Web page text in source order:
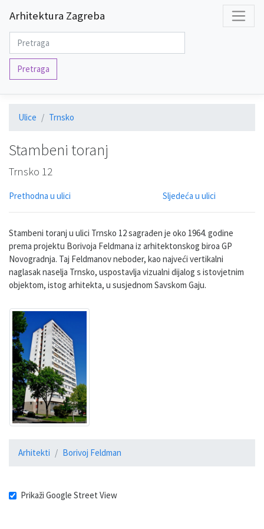
Arhitektura Zagreba
Pretraga
Ulice Trnsko
Stambeni toranj
Trnsko 12
Prethodna u ulici Sljedeća u ulici
Stambeni toranj u ulici Trnsko 12 sagrađen je oko 1964. godine
prema projektu Borivoja Feldmana iz arhitektonskog biroa GP
Novogradnja. Taj Feldmanov neboder, kao najveći vertikalni
naglasak naselja Trnsko, uspostavlja vizualni dijalog s istovjetnim
objektom, istog arhitekta, u susjednom Savskom Gaju.
Arhitekti Borivoj Feldman
Prikaži Google Street View